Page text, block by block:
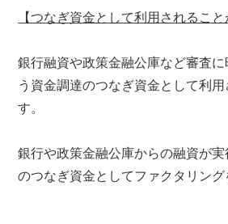
【つなぎ資金として利用されること
銀行融資や政策金融公庫など審査に
う資金調達のつなぎ資金として利
す。
銀行や政策金融公庫からの融資が
のつなぎ資金としてファクタリング